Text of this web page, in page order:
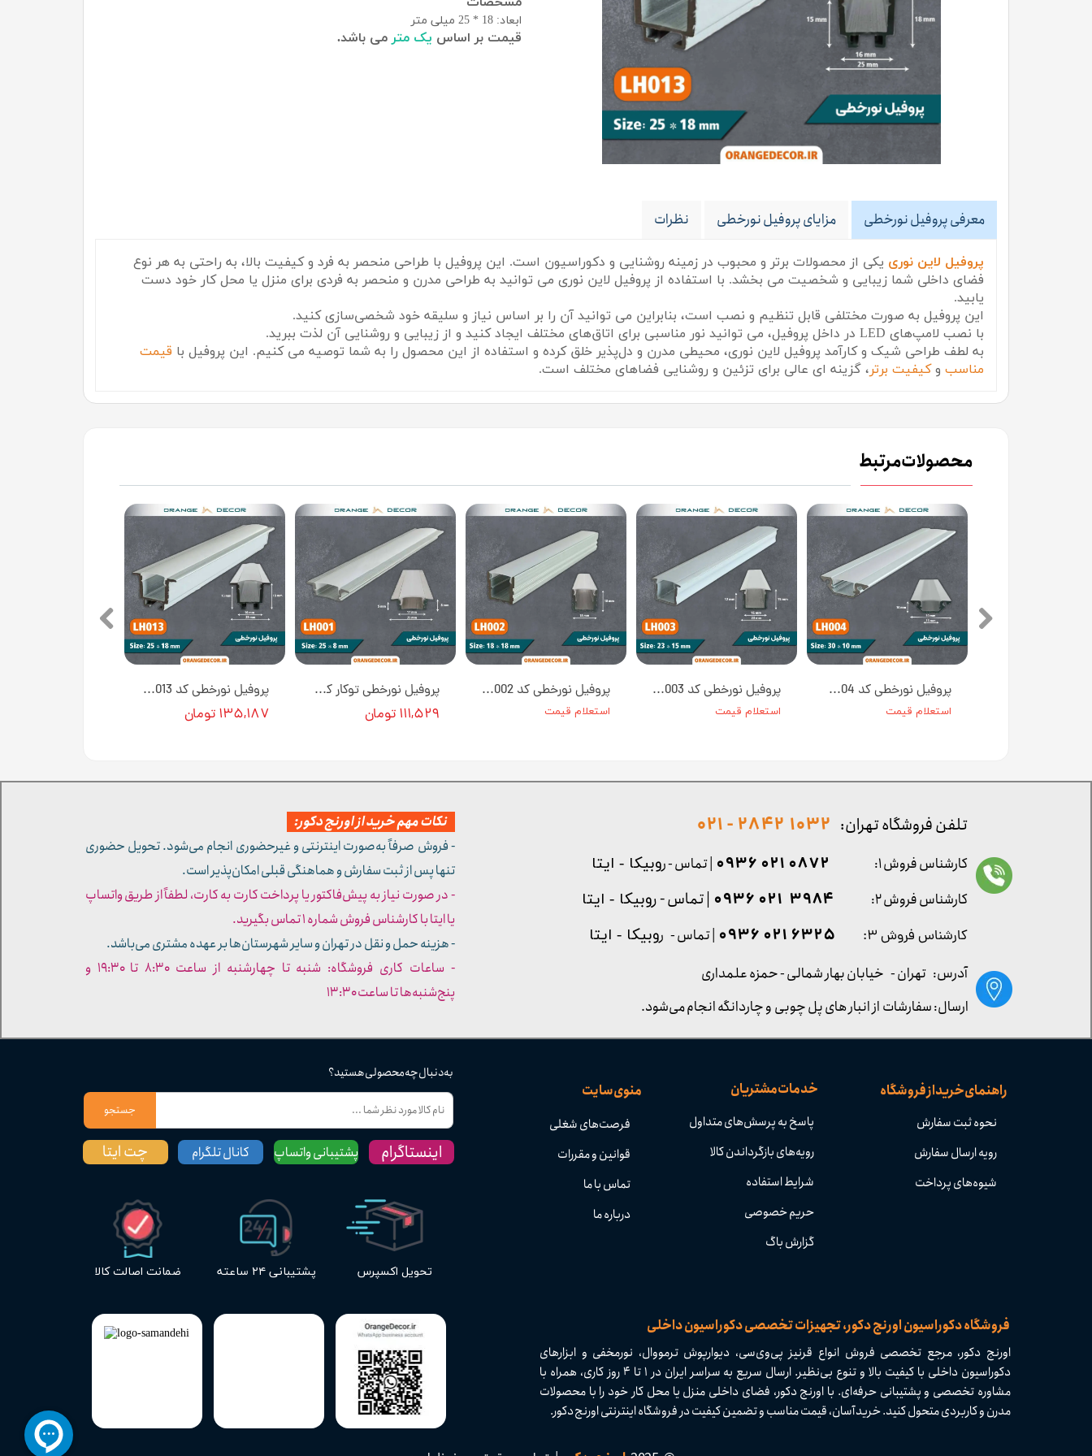
ابعاد: 18 * 25 میلی متر
قیمت بر اساس یک متر می باشد.
معرفی پروفیل نورخطی مزایای پروفیل نورخطی نظرات
پروفیل لاین نوری یکی از محصولات برتر و محبوب در زمینه روشنایی و دکوراسیون است. این پروفیل با طراحی منحصر به فرد و کیفیت بالا، به راحتی به هر نوع
فضای داخلی شما زیبایی و شخصیت می بخشد. با استفاده از پروفیل لاین نوری می توانید به طراحی مدرن و منحصر به فردی برای منزل یا محل کار خود دست
یابید.
این پروفیل به صورت مختلفی قابل تنظیم و نصب است، بنابراین می توانید آن را بر اساس نیاز و سلیقه خود شخصی‌سازی کنید.
با نصب لامپ‌های LED در داخل پروفیل، می توانید نور مناسبی برای اتاق‌های مختلف ایجاد کنید و از زیبایی و روشنایی آن لذت ببرید.
به لطف طراحی شیک و کارآمد پروفیل لاین نوری، محیطی مدرن و دل‌پذیر خلق کرده و استفاده از این محصول را به شما توصیه می کنیم. این پروفیل با قیمت
مناسب وکیفیت برتر، گزینه ای عالی برای تزئین و روشنایی فضاهای مختلف است.
محصولات مرتبط
پروفیل نورخطی کد LH013 [انبار تهران]
۱۳۵,۱۸۷ تومان
پروفیل نورخطی توکار کد LH001 [انبار تهران]
۱۱۱,۵۲۹ تومان
پروفیل نورخطی کد LH002 [انبار تهران]
استعلام قیمت
پروفیل نورخطی کد LH003 [انبار تهران]
استعلام قیمت
پروفیل نورخطی کد LH004 [انبار تهران]
استعلام قیمت
​​فروشگاه دکوراسیون اورنج دکور، تجهیزات تخصصی دکوراسیون داخلی
تحویل اکسپرس پشتیبانی ۲۴ ساعته ضمانت اصالت کالا
راهنمای خرید از فروشگاه
نحوه ثبت سفارش
رویه ارسال سفارش
شیوه‌های پرداخت
خدمات مشتریان
پاسخ به پرسش‌های متداول
رویه‌های بازگرداندن کالا
شرایط استفاده
حریم خصوصی
گزارش باگ
منوی سایت
فرصت‌های شغلی
قوانین و مقررات
تماس با ما
درباره ما
به دنبال چه محصولی هستید؟
جستجو
اورنج دکور، مرجع تخصصی فروش انواع قرنیز پی‌وی‌سی، دیوارپوش ترمووال، نورمخفی و ابزارهای
دکوراسیون داخلی با کیفیت بالا و تنوع بی‌نظیر. ارسال سریع به سراسر ایران در ۱ تا ۴ روز کاری، همراه با
مشاوره تخصصی و پشتیبانی حرفه‌ای. با اورنج دکور، فضای داخلی منزل یا محل کار خود را با محصولات
مدرن و کاربردی متحول کنید. خرید آسان، قیمت مناسب و تضمین کیفیت در فروشگاه اینترنتی اورنج دکور.​​​​​​​
پشتیبانی واتساپ چت ایتا کانال تلگرام اینستاگرام
کارشناس فروش ۳: ۶۳۲۵ ۰۲۱ ۰۹۳۶ | تماس - روبیکا - ایتا
آدرس: تهران - خیابان بهار شمالی - حمزه علمداری
تلفن فروشگاه تهران: 1032 2842 - 021
نکات مهم خرید از اورنج دکور:
- فروش صرفاً به‌صورت اینترنتی و غیرحضوری انجام می‌شود. تحویل حضوری
تنها پس از ثبت سفارش و هماهنگی قبلی امکان‌پذیر است.
- در صورت نیاز به پیش‌فاکتور یا پرداخت کارت به کارت، لطفاً از طریق واتساپ
یا ایتا با کارشناس فروش شماره ۱ تماس بگیرید.
- هزینه حمل و نقل در تهران و سایر شهرستان‌ها بر عهده مشتری می‌باشد.
- ساعات کاری فروشگاه: شنبه تا چهارشنبه از ساعت ۸:۳۰ تا ۱۹:۳۰ و
پنج‌شنبه‌ها تا ساعت ۱۳:۳۰​​​​​​​
کارشناس فروش ۱: 0872 021 0936 | تماس - روبیکا - ایتا
کارشناس فروش ۲:
۳۹۸۴ ۰۲۱ ۰۹۳۶ | تماس - روبیکا - ایتا
ارسال: سفارشات از انبار های پل چوبی و چاردانگه انجام می‌شود.